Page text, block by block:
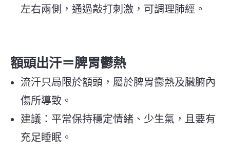
左右兩側，通過敲打刺激，可調理肺經。
額頭出汗＝脾胃鬱熱
流汗只局限於額頭，屬於脾胃鬱熱及臟腑內
傷所導致。
建議：平常保持穩定情緒、少生氣，且要有
充足睡眠。